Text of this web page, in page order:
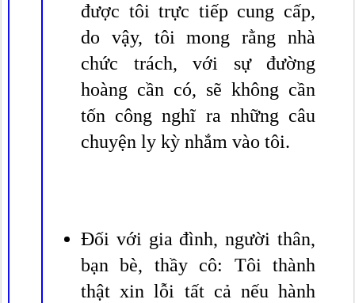
được tôi trực tiếp cung cấp,
do vậy, tôi mong rằng nhà
chức trách, với sự đường
hoàng cần có, sẽ không cần
tốn công nghĩ ra những câu
chuyện ly kỳ nhắm vào tôi.
Đối với gia đình, người thân,
bạn bè, thầy cô: Tôi thành
thật xin lỗi tất cả nếu hành